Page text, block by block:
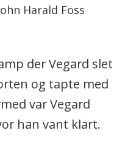
Harald Foss
der Vegard slet
og tapte med
var Vegard
han vant klart.